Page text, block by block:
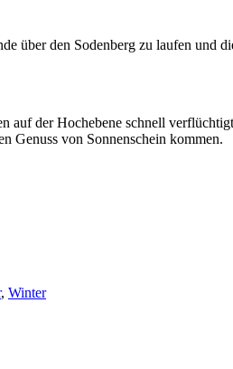
über den Sodenberg zu laufen und
auf der Hochebene schnell
Genuss von Sonnenschein kommen.
, Winter